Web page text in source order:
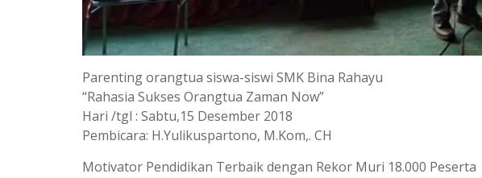
Parenting orangtua siswa-siswi SMK Bina Rahayu
“Rahasia Sukses Orangtua Zaman Now”
Hari /tgl : Sabtu,15 Desember 2018
Pembicara: H.Yulikuspartono, M.Kom,. CH
Motivator Pendidikan Terbaik dengan Rekor Muri 18.000 Peserta